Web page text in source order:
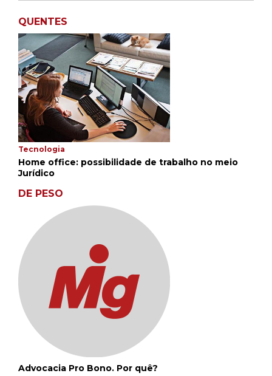
QUENTES
Tecnologia
Home office: possibilidade de trabalho no meio
Jurídico
DE PESO
Advocacia Pro Bono. Por quê?